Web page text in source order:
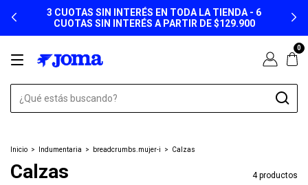
3 CUOTAS SIN INTERÉS EN TODA LA TIENDA - 6
CUOTAS SIN INTERÉS A PARTIR DE $129.900
0
Inicio > Indumentaria > breadcrumbs.mujer-i > Calzas
Calzas 4 productos